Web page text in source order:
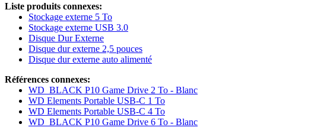
Liste produits connexes:
Stockage externe 5 To
Stockage externe USB 3.0
Disque Dur Externe
Disque dur externe 2,5 pouces
Disque dur externe auto alimenté
Références connexes:
WD_BLACK P10 Game Drive 2 To - Blanc
WD Elements Portable USB-C 1 To
WD Elements Portable USB-C 4 To
WD_BLACK P10 Game Drive 6 To - Blanc